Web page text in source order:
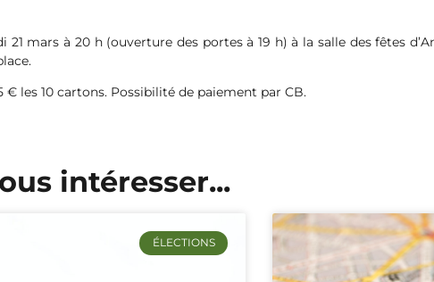
21 mars à 20 h (ouverture des portes à 19 h) à la salle des fêtes
€ les 10 cartons. Possibilité de paiement par CB.
intéresser...
ÉLECTIONS